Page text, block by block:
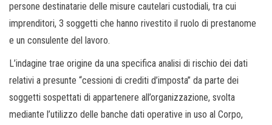
persone destinatarie delle misure cautelari custodiali, tra cui
imprenditori, 3 soggetti che hanno rivestito il ruolo di prestanome
e un consulente del lavoro.
L’indagine trae origine da una specifica analisi di rischio dei dati
relativi a presunte “cessioni di crediti d’imposta” da parte dei
soggetti sospettati di appartenere all’organizzazione, svolta
mediante l’utilizzo delle banche dati operative in uso al Corpo,